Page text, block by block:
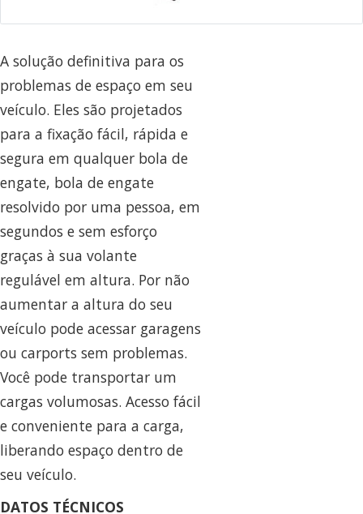
A solução definitiva para os
problemas de espaço em seu
veículo. Eles são projetados
para a fixação fácil, rápida e
segura em qualquer bola de
engate, bola de engate
resolvido por uma pessoa, em
segundos e sem esforço
graças à sua volante
regulável em altura. Por não
aumentar a altura do seu
veículo pode acessar garagens
ou carports sem problemas.
Você pode transportar um
cargas volumosas. Acesso fácil
e conveniente para a carga,
liberando espaço dentro de
seu veículo.
DATOS TÉCNICOS